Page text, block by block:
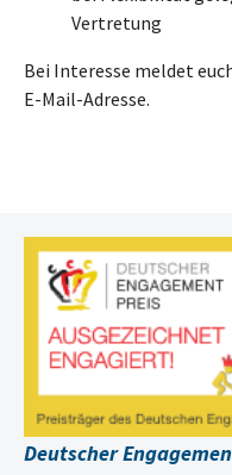
Vertretung
Bei Interesse meldet
E-Mail-Adresse.
Deutscher